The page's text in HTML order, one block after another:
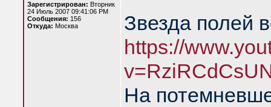
Зарегистрирован: Вторник
24 Июль 2007 09:41:06 PM
Сообщения: 156
Откуда: Москва
Звезда полей
https://
На